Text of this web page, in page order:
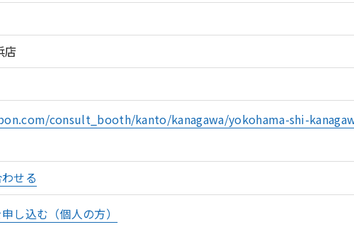
店
consult_booth/kanto/kanagawa/yokohama-shi-
せる
し込む（個人の方）